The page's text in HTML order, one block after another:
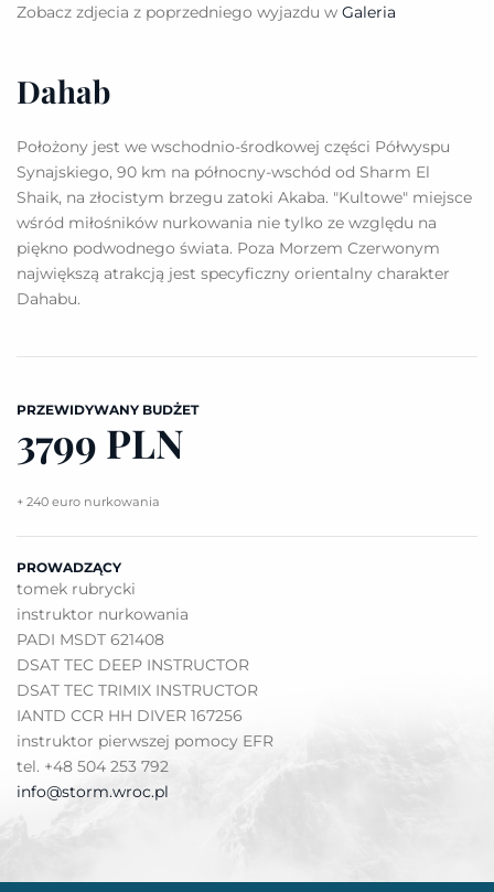
Zobacz zdjecia z poprzedniego wyjazdu w Galeria
Dahab
Położony jest we wschodnio-środkowej części Półwyspu
Synajskiego, 90 km na północny-wschód od Sharm El
Shaik, na złocistym brzegu zatoki Akaba. "Kultowe" miejsce
wśród miłośników nurkowania nie tylko ze względu na
piękno podwodnego świata. Poza Morzem Czerwonym
największą atrakcją jest specyficzny orientalny charakter
Dahabu.
PRZEWIDYWANY BUDŻET
3799 PLN
+ 240 euro nurkowania
PROWADZĄCY
tomek rubrycki
instruktor nurkowania
PADI MSDT 621408
DSAT TEC DEEP INSTRUCTOR
DSAT TEC TRIMIX INSTRUCTOR
IANTD CCR HH DIVER 167256
instruktor pierwszej pomocy EFR
tel. +48 504 253 792
info@storm.wroc.pl